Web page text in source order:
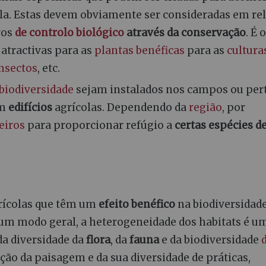
Estas devem obviamente ser consideradas em
de controlo biológico através da conservação. É o
atractivas para as plantas benéficas para as
, etc.
sejam instalados nos campos ou
edifícios agrícolas. Dependendo daregião, por
para proporcionar refúgio a certas espécies
que têm um efeito benéfico na
modo geral, a heterogeneidade dos habitats é
diversidade daflora, dafaunae da biodiversidade
da paisagem e da sua diversidade de práticas,